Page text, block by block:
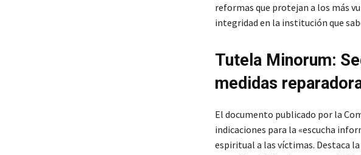
reformas que protejan a los más
integridad en la institución que
Tutela Minorum:
medidas
El documento publicado por la
indicaciones para la «escucha
espiritual a las víctimas. Destaca